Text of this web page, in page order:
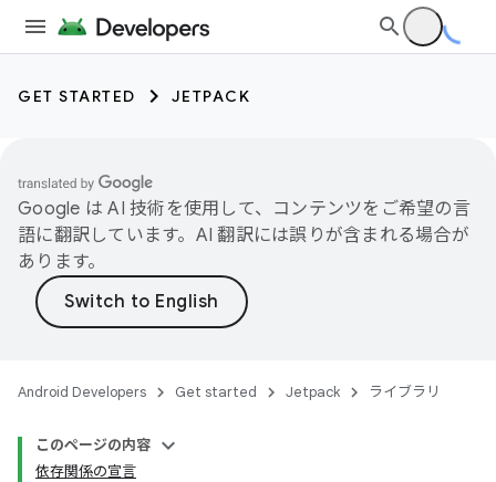
GET STARTED JETPACK
Google は AI 技術を使用して、コンテンツをご希望の言
語に翻訳しています。AI 翻訳には誤りが含まれる場合が
あります。
Android Developers Get started Jetpack ライブラリ
このページの内容
依存関係の宣言